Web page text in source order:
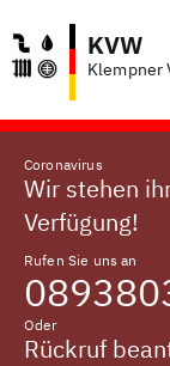
KVW
Klempner
Coronavirus
Wir stehen
Verfügung!
Rufen Sie uns an
Oder
Rückruf